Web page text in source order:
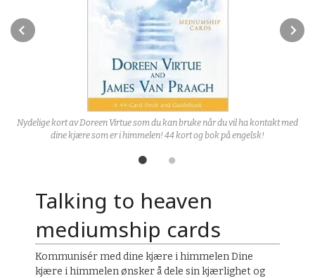
Nydelige kort av Doreen Virtue som du kan bruke når du vil ha kontakt med
dine kjære som er i himmelen! 44 kort og bok på engelsk!
Prev
Talking to heaven
mediumship cards
Kommunisér med dine kjære i himmelen Dine
kjære i himmelen ønsker å dele sin kjærlighet og